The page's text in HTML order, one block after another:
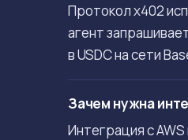
Протокол x402
агент
в USDC на сети
Зачем нужна
Интеграция с